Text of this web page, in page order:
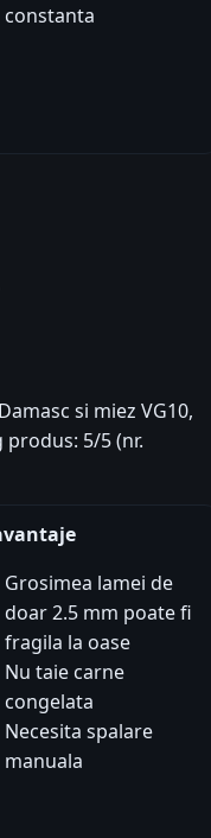
constanta
si miez VG10,
5/5 (nr.
Grosimea lamei de
doar 2.5 mm poate fi
fragila la oase
Nu taie carne
congelata
Necesita spalare
manuala